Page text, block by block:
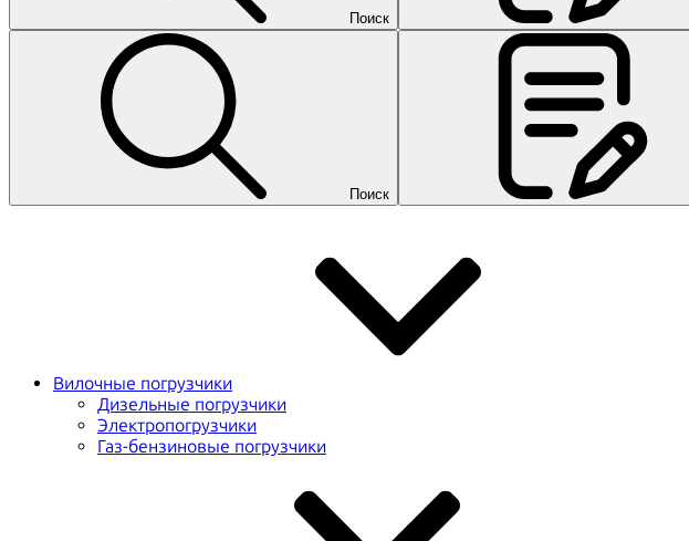
Поиск
Поиск
Вилочные погрузчики
Дизельные погрузчики
Электропогрузчики
Газ-бензиновые погрузчики